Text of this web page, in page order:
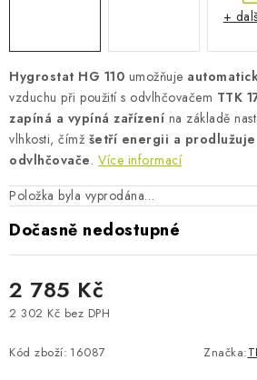
Ochrana osobních údajů
Zpětný odběr
Návody
Novinky Blog Reference
Hygrostat HG 110 umožňuje
vzduchu při použití s odvlhčovačem TTK
zapíná a vypíná zařízení na základě
vlhkosti, čímž šetří energii a
odvlhčovače. Více informací
Položka byla vyprodána…
Dočasně nedostupné
2 785 Kč
2 302 Kč bez DPH
Kód zboží: 16087 Značka:
+